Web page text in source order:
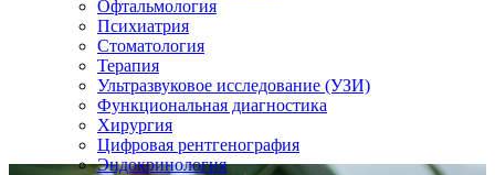
Офтальмология
Психиатрия
Стоматология
Терапия
Ультразвуковое исследование (УЗИ)
Функциональная диагностика
Хирургия
Цифровая рентгенография
Эндокринология